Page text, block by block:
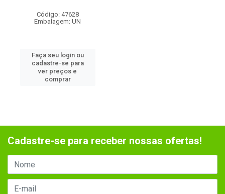
Código: 47628
Embalagem: UN
Faça seu login ou
cadastre-se para
ver preços e
comprar
Cadastre-se para receber nossas ofertas!